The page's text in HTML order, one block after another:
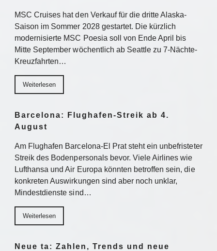
MSC Cruises hat den Verkauf für die dritte Alaska-
Saison im Sommer 2028 gestartet. Die kürzlich
modernisierte MSC Poesia soll von Ende April bis
Mitte September wöchentlich ab Seattle zu 7-Nächte-
Kreuzfahrten…
Weiterlesen
Barcelona: Flughafen-Streik ab 4.
August
Am Flughafen Barcelona-El Prat steht ein unbefristeter
Streik des Bodenpersonals bevor. Viele Airlines wie
Lufthansa und Air Europa könnten betroffen sein, die
konkreten Auswirkungen sind aber noch unklar,
Mindestdienste sind…
Weiterlesen
Neue ta: Zahlen, Trends und neue